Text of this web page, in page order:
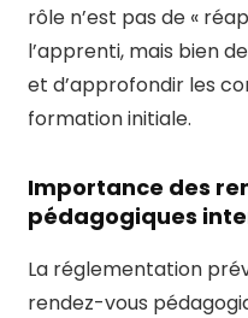
rôle n’est pas de «
l’apprenti, mais bien
et d’approfondir les
formation initiale.
Importance des
pédagogiques
La réglementation
rendez-vous